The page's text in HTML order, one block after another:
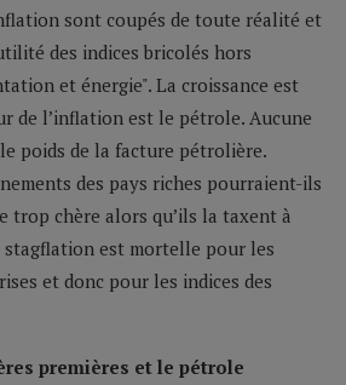
sont coupés de toute réalité et
des indices bricolés hors
et énergie". La croissance est
de l’inflation est le pétrole. Aucune
poids de la facture pétrolière.
des pays riches pourraient-ils
trop chère alors qu’ils la taxent à
stagflation est mortelle pour les
et donc pour les indices des
premières et le pétrole